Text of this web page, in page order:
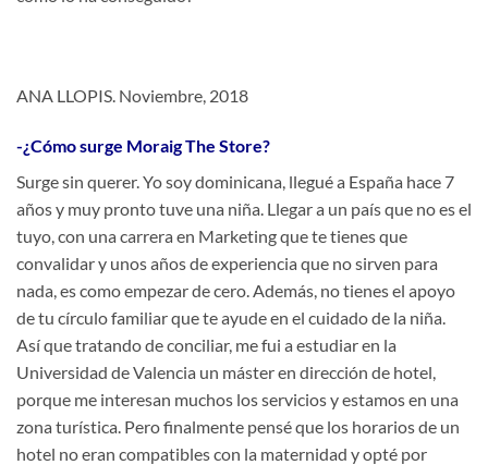
ANA LLOPIS. Noviembre, 2018
-¿Cómo surge Moraig The Store?
Surge sin querer. Yo soy dominicana, llegué a España hace 7
años y muy pronto tuve una niña. Llegar a un país que no es el
tuyo, con una carrera en Marketing que te tienes que
convalidar y unos años de experiencia que no sirven para
nada, es como empezar de cero. Además, no tienes el apoyo
de tu círculo familiar que te ayude en el cuidado de la niña.
Así que tratando de conciliar, me fui a estudiar en la
Universidad de Valencia un máster en dirección de hotel,
porque me interesan muchos los servicios y estamos en una
zona turística. Pero finalmente pensé que los horarios de un
hotel no eran compatibles con la maternidad y opté por